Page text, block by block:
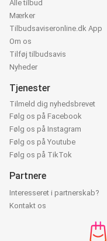
Alle tilbud
Mærker
Tilbudsaviseronline.dk App
Om os
Tilføj tilbudsavis
Nyheder
Tjenester
Tilmeld dig nyhedsbrevet
Følg os på Facebook
Følg os på Instagram
Følg os på Youtube
Følg os på TikTok
Partnere
Interesseret i partnerskab?
Kontakt os